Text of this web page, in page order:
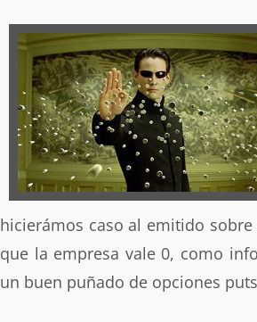
hicierámos caso al emitido sobre
que la empresa vale 0, como
un buen puñado de opciones